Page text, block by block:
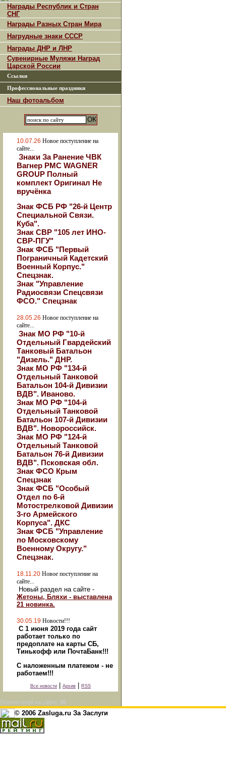
Награды Республик и Стран
СНГ
Награды Разных Стран Мира
Нагрудные знаки СССР
Награды ДНР и ЛНР
Сувенирные Муляжи Наград
Царской России
Ссылки
Профессиональные праздники
Наш фотоальбом
10.07.26 Новое поступление на
сайте...
Знаки За Ранение ЧВК
Вагнер РМС WAGNER
GROUP Полный
комплект Оригинал Не
вручёнка
Знак ФСБ РФ "26-й Центр
Специальной Связи.
Куба".
Знак СВР "105 лет ИНО-
СВР-ПГУ"
Знак ФСБ "Первый
Пограничный Кадетский
Военный Корпус."
Спецзнак.
Знак "Управление
Радиосвязи Спецсвязи
ФСО." Спецзнак
28.05.26 Новое поступление на
сайте...
Знак МО РФ "10-й
Отдельный Гвардейский
Танковый Батальон
"Дизель." ДНР.
Знак МО РФ "134-й
Отдельный Танковой
Батальон 104-й Дивизии
ВДВ". Иваново.
Знак МО РФ "104-й
Отдельный Танковой
Батальон 107-й Дивизии
ВДВ". Новороссийск.
Знак МО РФ "124-й
Отдельный Танковой
Батальон 76-й Дивизии
ВДВ". Псковская обл.
Знак ФСО Крым
Спецзнак
Знак ФСБ "Особый
Отдел по 6-й
Мотострелковой Дивизии
3-го Армейского
Корпуса". ДКС
Знак ФСБ "Управление
по Московскому
Военному Округу."
Спецзнак.
18.11.20 Новое поступление на
сайте...
Новый раздел на сайте -
Жетоны, Бляхи - выставлена
21 новинка.
30.05.19 Новости!!!
С 1 июня 2019 года сайт
работает только по
предоплате на карты СБ,
Тинькофф или ПочтаБанк!!!
С наложенным платежом - не
работаем!!!
Все новости Архив RSS
Посетителей на сайте: 86
© 2006 Zasluga.ru За Заслуги